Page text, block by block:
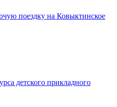
поездку на Ковыктинское
детского прикладного